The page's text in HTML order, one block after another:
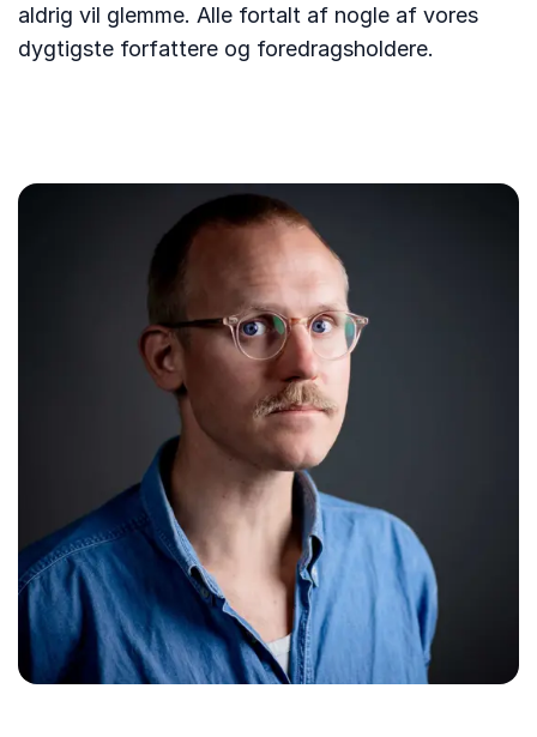
aldrig vil glemme. Alle fortalt af nogle af vores
dygtigste forfattere og foredragsholdere.